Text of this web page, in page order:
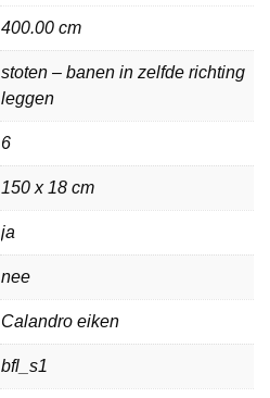
400.00 cm
stoten – banen in zelfde richting
leggen
6
150 x 18 cm
ja
nee
Calandro eiken
bfl_s1